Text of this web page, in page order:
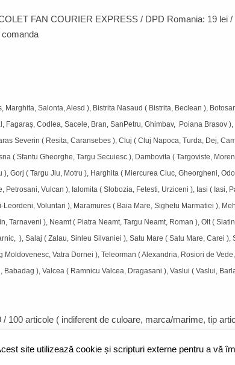
FAN COURIER EXPRESS / DPD Romania: 19 lei
Marghita, Salonta, Alesd ), Bistrita Nasaud ( Bistrita, Beclean ),
Fagaraș, Codlea, Sacele, Bran, SanPetru, Ghimbav, Poiana Brasov
Severin ( Resita, Caransebes ), Cluj ( Cluj Napoca, Turda, Dej,
( Sfantu Gheorghe, Targu Secuiesc ), Dambovita ( Targoviste,
), Gorj ( Targu Jiu, Motru ), Harghita ( Miercurea Ciuc, Gheorgheni,
Petrosani, Vulcan ), Ialomita ( Slobozia, Fetesti, Urziceni ), Iasi ( Iasi,
Voluntari ), Maramures ( Baia Mare, Sighetu Marmatiei ),
Tarnaveni ), Neamt ( Piatra Neamt, Targu Neamt, Roman ), Olt (
), Salaj ( Zalau, Sinleu Silvaniei ), Satu Mare ( Satu Mare, Carei ),
Vatra Dornei ), Teleorman ( Alexandria, Rosiori de
Babadag ), Valcea ( Ramnicu Valcea, Dragasani ), Vaslui ( Vaslui,
/ 100 articole ( indiferent de culoare, marca/marime, tip
site utilizează cookie și scripturi externe pentru a vă